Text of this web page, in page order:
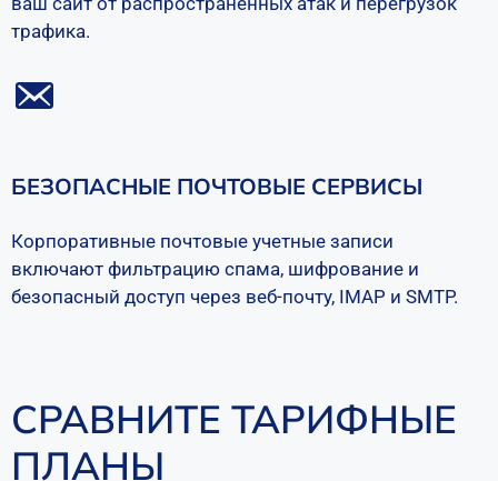
трафика.
БЕЗОПАСНЫЕ ПОЧТОВЫЕ СЕРВИСЫ
Корпоративные почтовые учетные записи
включают фильтрацию спама, шифрование и
безопасный доступ через веб-почту, IMAP и SMTP.
СРАВНИТЕ ТАРИФНЫЕ
ПЛАНЫ